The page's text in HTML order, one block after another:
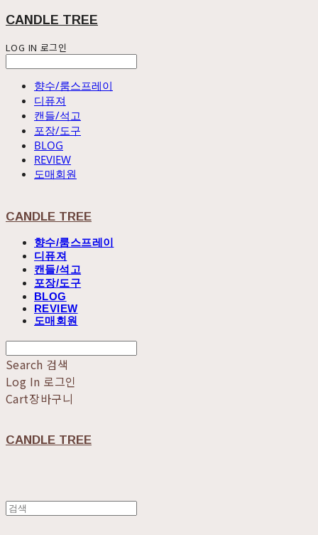
CANDLE TREE
LOG IN 로그인
향수/룸스프레이
디퓨져
캔들/석고
포장/도구
BLOG
REVIEW
도매회원
CANDLE TREE
향수/룸스프레이
디퓨져
캔들/석고
포장/도구
BLOG
REVIEW
도매회원
Search 검색
Log In 로그인
Cart장바구니
CANDLE TREE